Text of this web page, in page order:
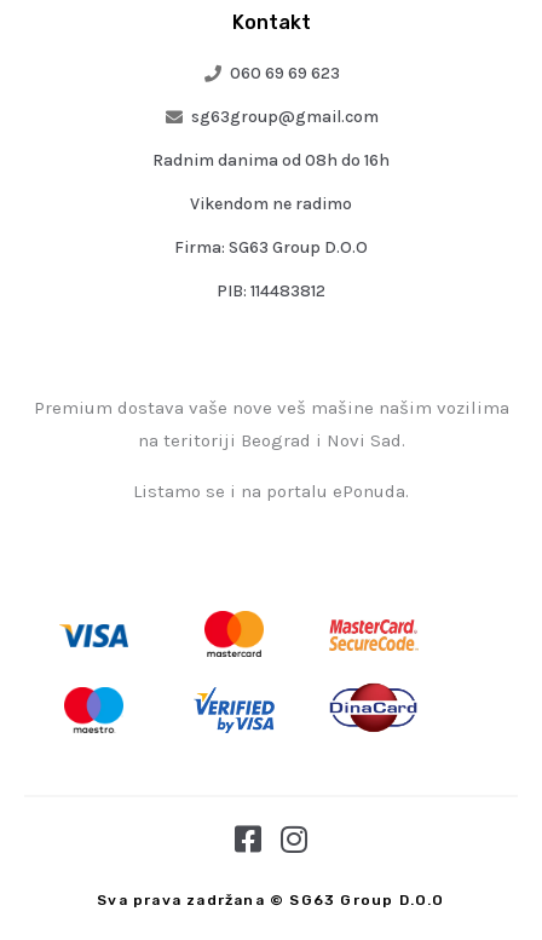
Kontakt
060 69 69 623
sg63group@gmail.com
Radnim danima od 08h do 16h
Vikendom ne radimo
Firma: SG63 Group D.O.O
PIB: 114483812
Premium dostava vaše nove veš mašine našim vozilima
na teritoriji Beograd i Novi Sad.
Listamo se i na portalu ePonuda.
F
c
I
s
Sva prava zadržana © SG63 Group D.O.O